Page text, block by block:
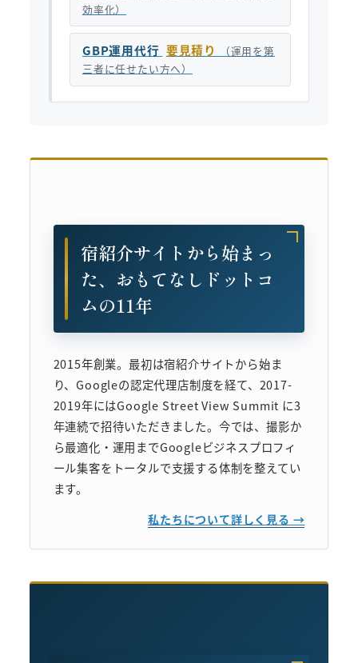
効率化）
GBP運用代行 要見積り
（運用を第
三者に任せたい方へ）
宿紹介サイトから始まっ
た、おもてなしドットコ
ムの11年
2015年創業。最初は宿紹介サイトから始ま
り、Googleの認定代理店制度を経て、2017-
2019年にはGoogle Street View Summit に3
年連続で招待いただきました。今では、撮影か
ら最適化・運用までGoogleビジネスプロフィ
ール集客をトータルで支援する体制を整えてい
ます。
私たちについて詳しく見る →